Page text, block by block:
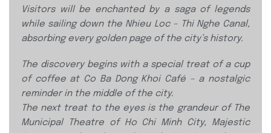
Visitors will be enchanted by a saga of legends
while sailing down the Nhieu Loc – Thi Nghe Canal,
absorbing every golden page of the city’s history.
The discovery begins with a special treat of a cup
of coffee at Co Ba Dong Khoi Café – a nostalgic
reminder in the middle of the city.
The next treat to the eyes is the grandeur of The
Municipal Theatre of Ho Chi Minh City, Majestic